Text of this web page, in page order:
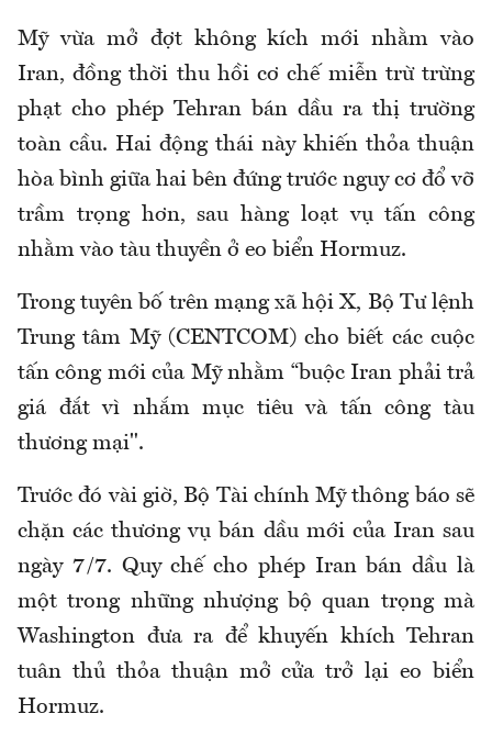
Mỹ vừa mở đợt không kích mới nhằm vào
Iran, đồng thời thu hồi cơ chế miễn trừ trừng
phạt cho phép Tehran bán dầu ra thị trường
toàn cầu. Hai động thái này khiến thỏa thuận
hòa bình giữa hai bên đứng trước nguy cơ đổ vỡ
trầm trọng hơn, sau hàng loạt vụ tấn công
nhằm vào tàu thuyền ở eo biển Hormuz.
Trong tuyên bố trên mạng xã hội X, Bộ Tư lệnh
Trung tâm Mỹ (CENTCOM) cho biết các cuộc
tấn công mới của Mỹ nhằm “buộc Iran phải trả
giá đắt vì nhắm mục tiêu và tấn công tàu
thương mại".
Trước đó vài giờ, Bộ Tài chính Mỹ thông báo sẽ
chặn các thương vụ bán dầu mới của Iran sau
ngày 7/7. Quy chế cho phép Iran bán dầu là
một trong những nhượng bộ quan trọng mà
Washington đưa ra để khuyến khích Tehran
tuân thủ thỏa thuận mở cửa trở lại eo biển
Hormuz.